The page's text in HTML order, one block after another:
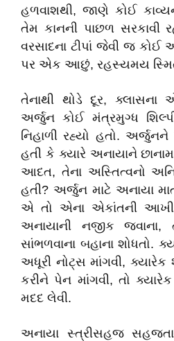
હળવાશથી, જાણે કોઈ
તેમ કાનની પાછળ સરકાવી
વરસાદના ટીપાં જેવી જ
પર એક આછું, રહસ્યમય
​તેનાથી થોડે દૂર, ક્લાસના
અર્જુન કોઈ મંત્રમુગ્ધ
નિહાળી રહ્યો હતો.
હતી કે ક્યારે અનાયાને
આદત, તેના અસ્તિત્વનો
હતી? અર્જુન માટે અનાયા
એ તો એના એકાંતની આખી
અનાયાની નજીક જવાના,
સાંભળવાના બહાના શોધતો.
અધૂરી નોટ્સ માંગવી, ક્યારેક
કરીને પેન માંગવી, તો
મદદ લેવી.
​અનાયા સ્ત્રીસહજ